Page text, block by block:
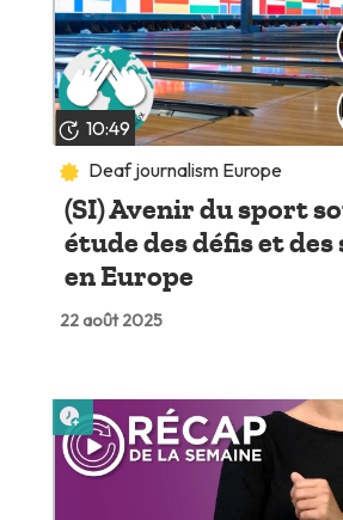
10:49
Deaf journalism Europe
(SI) Avenir du sport
étude des défis et
en Europe
22 août 2025
Lire plus tard